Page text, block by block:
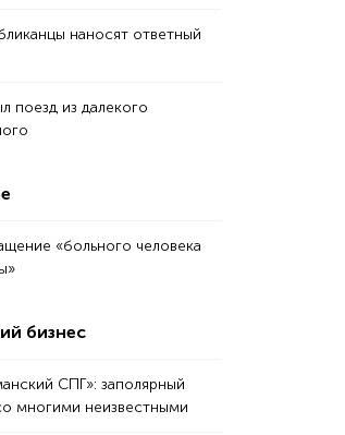
наносят ответный
поезд из далекого
«больного человека
бизнес
СПГ»: заполярный
многими неизвестными